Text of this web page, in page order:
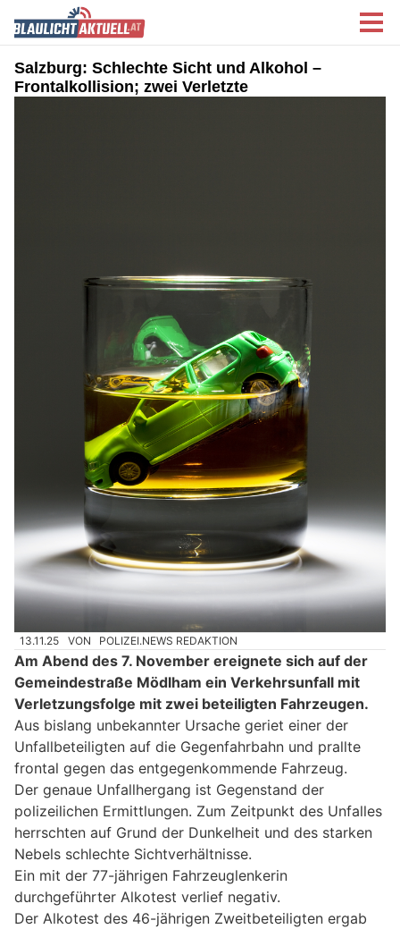
Salzburg: Schlechte Sicht und Alkohol –
Frontalkollision; zwei Verletzte
13.11.25 VON POLIZEI.NEWS REDAKTION
Am Abend des 7. November ereignete sich auf der
Gemeindestraße Mödlham ein Verkehrsunfall mit
Verletzungsfolge mit zwei beteiligten Fahrzeugen.
Aus bislang unbekannter Ursache geriet einer der
Unfallbeteiligten auf die Gegenfahrbahn und prallte
frontal gegen das entgegenkommende Fahrzeug.
Der genaue Unfallhergang ist Gegenstand der
polizeilichen Ermittlungen. Zum Zeitpunkt des Unfalles
herrschten auf Grund der Dunkelheit und des starken
Nebels schlechte Sichtverhältnisse.
Ein mit der 77-jährigen Fahrzeuglenkerin
durchgeführter Alkotest verlief negativ.
Der Alkotest des 46-jährigen Zweitbeteiligten ergab